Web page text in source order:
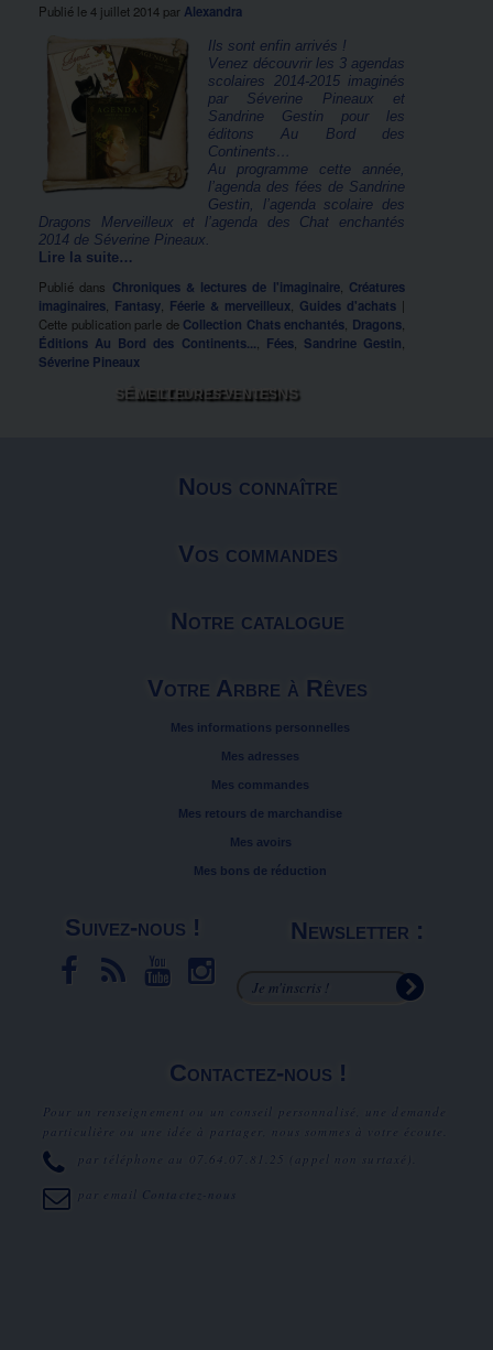
Publié le4 juillet 2014 par Alexandra
Ils sont enfin arrivés !
Venez découvrir les 3 agendas
scolaires 2014-2015 imaginés
par Séverine Pineaux et
Sandrine Gestin pour les
éditons Au Bord des
Continents…
Au programme cette année,
l’agenda des fées de Sandrine
Gestin, l’agenda scolaire des
Dragons Merveilleux et l’agenda des Chat enchantés
2014 de Séverine Pineaux.
Lire la suite…
Publié dans Chroniques & lectures de l'imaginaire, Créatures
imaginaires Fantasy Féerie & merveilleux Guides d'achats |
Cette publication parle de Collection Chats enchantés Dragons
Éditions Au Bord des Continents... Fées, Sandrine Gestin
Séverine Pineaux
SÉLECTION DES LUTINS
MEILLEURES VENTES
Nous connaître
Vos commandes
Notre catalogue
Votre Arbre à Rêves
Mes informations personnelles
Mes adresses
Mes commandes
Mes retours de marchandise
Mes avoirs
Mes bons de réduction
Suivez-nous ! Newsletter :
Contactez-nous !
Pour un renseignement ou un conseil personnalisé, une demande
particulière ou une idée à partager, nous sommes à votre écoute.
par téléphone au
07.64.07.81.25 (appel non surtaxé).
par email Contactez-nous